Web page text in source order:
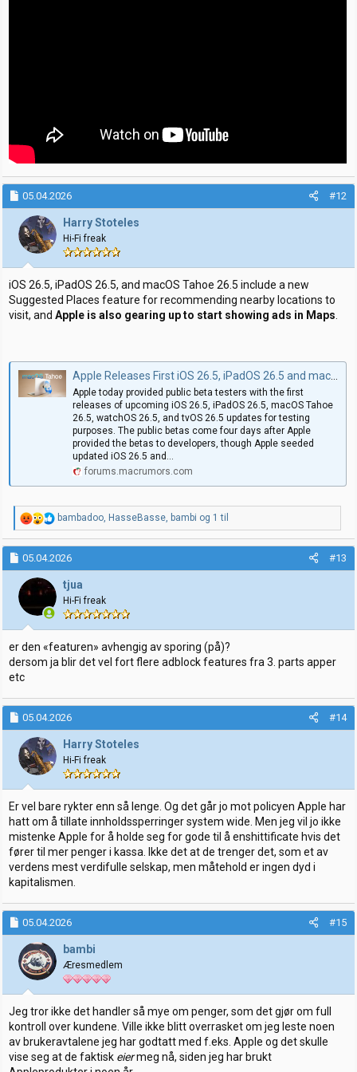
05.04.2026 #12
Harry Stoteles
Hi-Fi freak
iOS 26.5, iPadOS 26.5, and macOS Tahoe 26.5 include a new
Suggested Places feature for recommending nearby locations to
visit, and Apple is also gearing up to start showing ads in Maps
Apple Releases First iOS 26.5, iPadOS 26.5 and macOS Tahoe 26.5 Public Betas
Apple today provided public beta testers with the first
releases of upcoming iOS 26.5, iPadOS 26.5, macOS Tahoe
26.5, watchOS 26.5, and tvOS 26.5 updates for testing
purposes. The public betas come four days after Apple
provided the betas to developers, though Apple seeded
updated iOS 26.5 and...
forums.macrumors.com
R
e
a
k
s
r
:
bambadoo, HasseBasse, bambi og 1 til
05.04.2026 #13
tjua
Hi-Fi freak
er den «featuren» avhengig av sporing (på)?
dersom ja blir det vel fort flere adblock features fra 3. parts apper
etc
05.04.2026 #14
Harry Stoteles
Hi-Fi freak
Er vel bare rykter enn så lenge. Og det går jo mot policyen Apple har
hatt om å tillate innholdssperringer system wide. Men jeg vil jo ikke
mistenke Apple for å holde seg for gode til å enshittificate hvis det
fører til mer penger i kassa. Ikke det at de trenger det, som et av
verdens mest verdifulle selskap, men måtehold er ingen dyd i
kapitalismen.
05.04.2026 #15
bambi
Æresmedlem
Jeg tror ikke det handler så mye om penger, som det gjør om full
kontroll over kundene. Ville ikke blitt overrasket om jeg leste noen
av brukeravtalene jeg har godtatt med f.eks. Apple og det skulle
vise seg at de faktisk eiermeg nå, siden jeg har brukt